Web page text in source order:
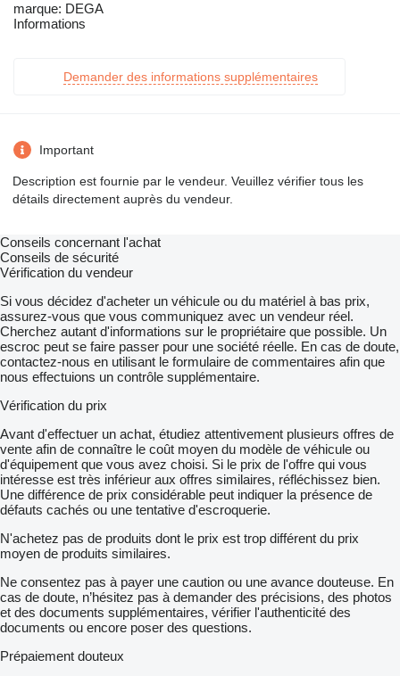
marque: DEGA
Informations
Demander des informations supplémentaires
Important
Description est fournie par le vendeur. Veuillez vérifier tous les
détails directement auprès du vendeur.
Conseils concernant l'achat
Conseils de sécurité
Vérification du vendeur
Si vous décidez d'acheter un véhicule ou du matériel à bas prix,
assurez-vous que vous communiquez avec un vendeur réel.
Cherchez autant d'informations sur le propriétaire que possible. Un
escroc peut se faire passer pour une société réelle. En cas de doute,
contactez-nous en utilisant le formulaire de commentaires afin que
nous effectuions un contrôle supplémentaire.
Vérification du prix
Avant d'effectuer un achat, étudiez attentivement plusieurs offres de
vente afin de connaître le coût moyen du modèle de véhicule ou
d'équipement que vous avez choisi. Si le prix de l'offre qui vous
intéresse est très inférieur aux offres similaires, réfléchissez bien.
Une différence de prix considérable peut indiquer la présence de
défauts cachés ou une tentative d'escroquerie.
N'achetez pas de produits dont le prix est trop différent du prix
moyen de produits similaires.
Ne consentez pas à payer une caution ou une avance douteuse. En
cas de doute, n’hésitez pas à demander des précisions, des photos
et des documents supplémentaires, vérifier l'authenticité des
documents ou encore poser des questions.
Prépaiement douteux